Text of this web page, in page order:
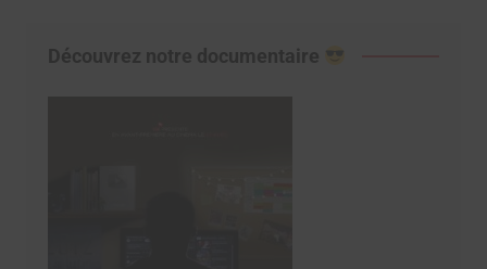
Découvrez notre documentaire